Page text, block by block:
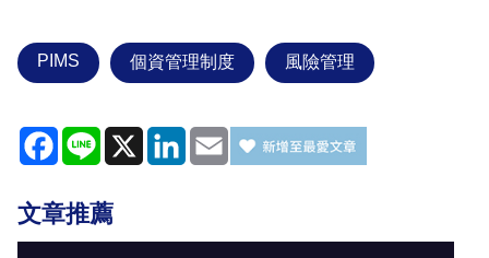
PIMS 個資管理制度 風險管理
Facebook
Line X LinkedIn
Email
文章推薦